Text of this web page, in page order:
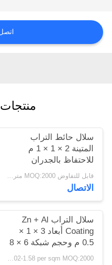
اطلب
اقتباس
PRIVACY
POLICY
سلال حائط التراب
المتينة 2 × 1 × 1 م
للاحتفاظ بالجدران
والمنحدرات
قابل للتفاوض MOQ:2000 متر مربع
الاتصال
سلال التراب Zn + Al
Coating أبعاد 3 × 1 ×
0.5 م وحجم شبكة 6 × 8
USD 1.02-1.58 per sqm MOQ:2000 متر مربع